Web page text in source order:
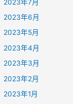
2023年7月
2023年6月
2023年5月
2023年4月
2023年3月
2023年2月
2023年1月